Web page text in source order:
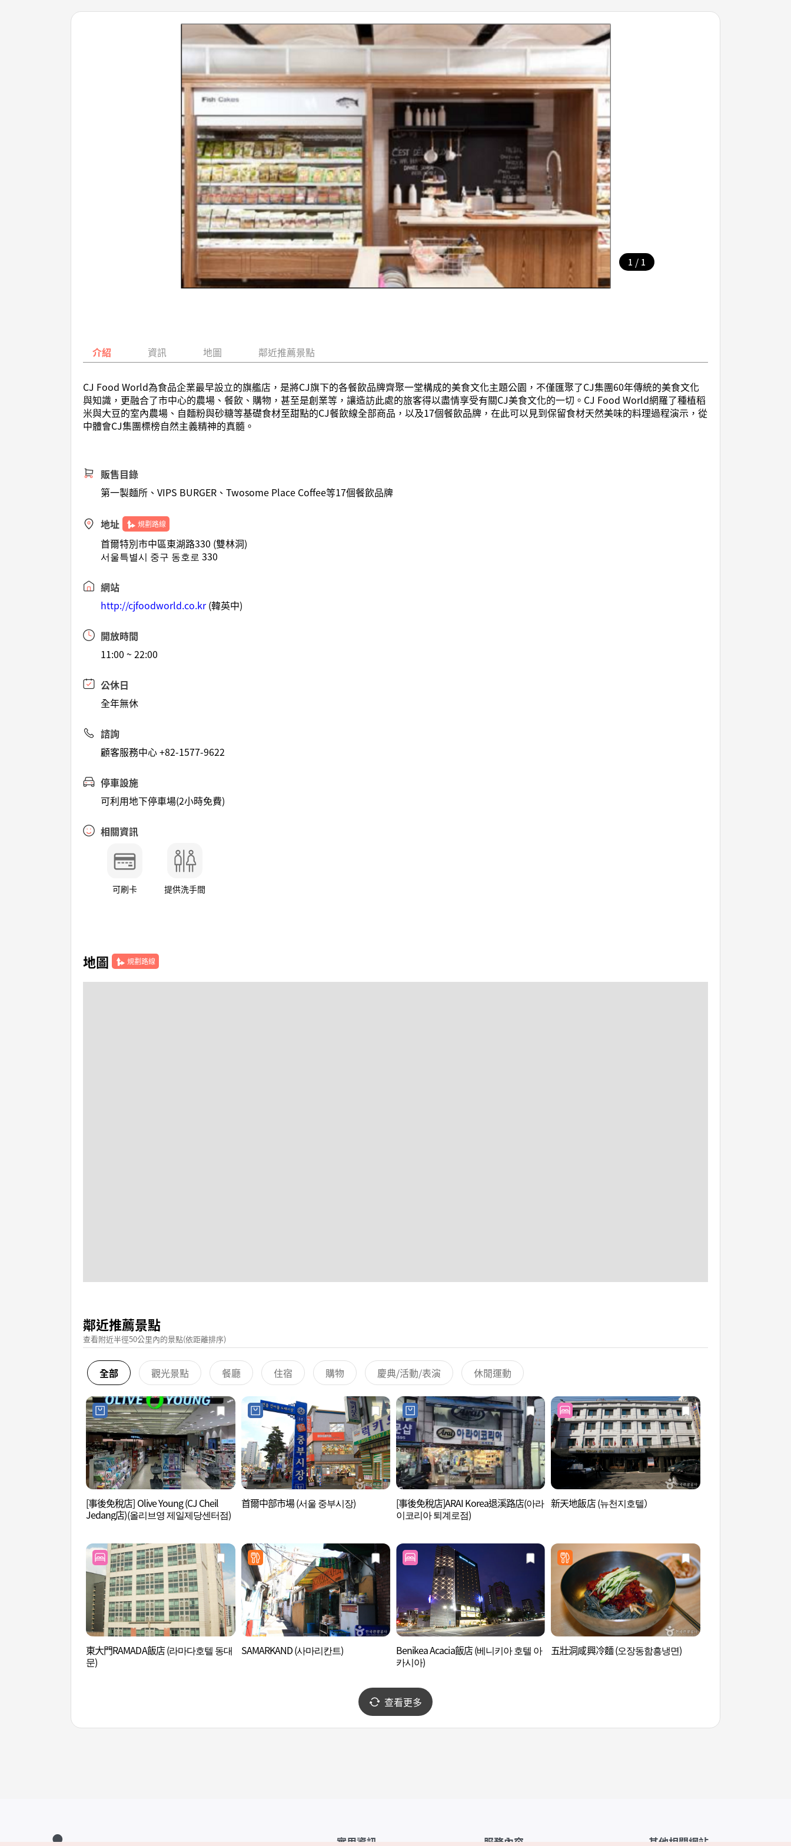
1 / 1
介紹 資訊 地圖 鄰近推薦景點
CJ Food World為食品企業最早設立的旗艦店，是將CJ旗下的各餐飲品牌齊聚一堂構成的美食文化主題公園，不僅匯聚了CJ集團60年傳統的美食文化
與知識，更融合了市中心的農場、餐飲、購物，甚至是創業等，讓造訪此處的旅客得以盡情享受有關CJ美食文化的一切。CJ Food World網羅了種植稻
米與大豆的室內農場、自麵粉與砂糖等基礎食材至甜點的CJ餐飲線全部商品，以及17個餐飲品牌，在此可以見到保留食材天然美味的料理過程演示，從
中體會CJ集團標榜自然主義精神的真髓。
販售目錄
第一製麵所、VIPS BURGER、Twosome Place Coffee等17個餐飲品牌
地址 規劃路線
首爾特別市中區東湖路330 (雙林洞)
서울특별시 중구 동호로 330
網站
http://cjfoodworld.co.kr(韓英中)
開放時間
11:00 ~ 22:00
公休日
全年無休
諮詢
顧客服務中心 +82-1577-9622
停車設施
可利用地下停車場(2小時免費)
相關資訊
可刷卡 提供洗手間
地圖 規劃路線
鄰近推薦景點
查看附近半徑50公里內的景點(依距離排序)
全部 觀光景點 餐廳 住宿 購物 慶典/活動/表演 休閒運動
[事後免稅店] Olive Young (CJ Cheil
Jedang店)(올리브영 제일제당센터점)
首爾中部市場 (서울 중부시장)
[事後免稅店]ARAI Korea退溪路店(아라
이코리아 퇴계로점)
新天地飯店 (뉴천지호텔）
東大門RAMADA飯店 (라마다호텔 동대
문)
SAMARKAND (사마리칸트)
Benikea Acacia飯店 (베니키아 호텔 아
카시아)
五壯洞咸興冷麵 (오장동함흥냉면)
查看更多
實用資訊 服務內容 其他相關網站